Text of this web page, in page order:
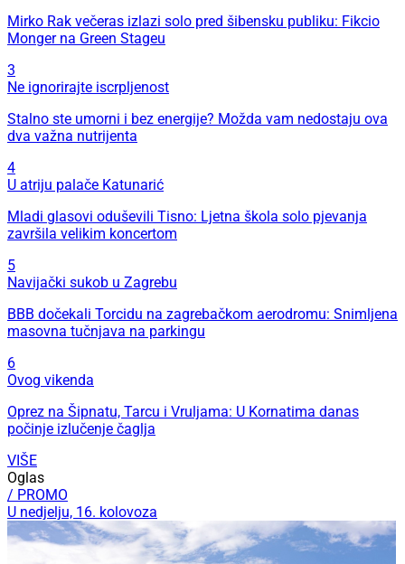
Mirko Rak večeras izlazi solo pred šibensku publiku: Fikcio
Monger na Green Stageu
3
Ne ignorirajte iscrpljenost
Stalno ste umorni i bez energije? Možda vam nedostaju ova
dva važna nutrijenta
4
U atriju palače Katunarić
Mladi glasovi oduševili Tisno: Ljetna škola solo pjevanja
završila velikim koncertom
5
Navijački sukob u Zagrebu
BBB dočekali Torcidu na zagrebačkom aerodromu: Snimljena
masovna tučnjava na parkingu
6
Ovog vikenda
Oprez na Šipnatu, Tarcu i Vruljama: U Kornatima danas
počinje izlučenje čaglja
VIŠE
Oglas
/ PROMO
U nedjelju, 16. kolovoza